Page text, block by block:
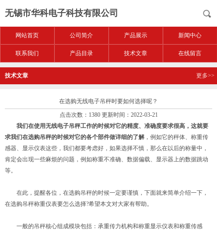
无锡市华科电子科技有限公司
网站首页 公司简介 产品展示 新闻中心
联系我们 产品目录 技术文章 在线留言
技术文章 更多>>
在选购无线电子吊秤时要如何选择呢？
点击次数：1380 更新时间：2022-03-21
我们在使用无线电子吊秤工作的时候对它的精度、准确度要求很高，这就要
求我们在选购吊秤的时候对它的各个部件做详细的了解 ，例如它的秤体、称重传
感器、显示仪表这些，我们都要考虑好，如果选择不慎，那么在以后的称量中，
肯定会出现一些麻烦的问题，例如称重不准确、数据偏载、显示器上的数据跳动
等。
在此，提醒各位，在选购吊秤的时候一定要谨慎，下面就来简单介绍一下，
在选购吊秤称重仪表要怎么选择?希望本文对大家有帮助。
一般的吊秤核心组成模块包括：承重传力机构和称重显示仪表和称重传感